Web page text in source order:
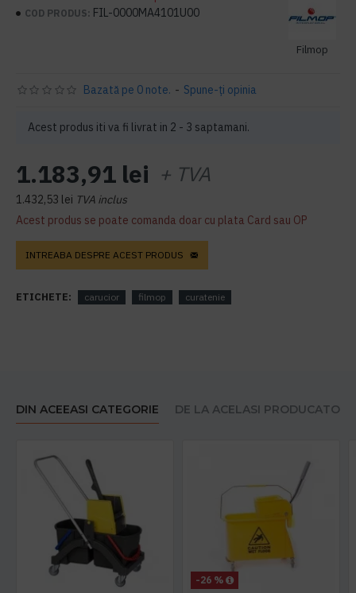
COD PRODUS: FIL-0000MA4101U00
Filmop
Acest produs iti va fi livrat in 2 - 3 saptamani.
Bazată pe 0 note. - Spune-ţi opinia
1.183,91 lei + TVA
1.432,53 lei TVA inclus
Acest produs se poate comanda doar cu plata Card sau OP
INTREABA DESPRE ACEST PRODUS
ETICHETE: carucior filmop curatenie
DIN ACEEASI CATEGORIE DE LA ACELASI PRODUCATOR
-26 %